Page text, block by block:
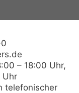
– 18:00 Uhr,
Uhr
telefonischer